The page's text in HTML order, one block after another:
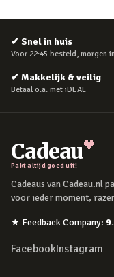
✔ Snel in huis
Voor 22:45 besteld, morgen
✔ Makkelijk & veilig
Betaal o.a. met iDEAL
Cadeau
Pakt altijd goed uit!
Cadeaus van Cadeau.nl
voor ieder moment,
★ Feedback Company:
FacebookInstagram